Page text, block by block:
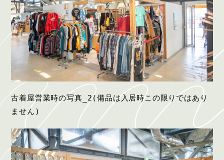
古着屋営業時の写真_2(備品は入居時この限りではあり
ません)